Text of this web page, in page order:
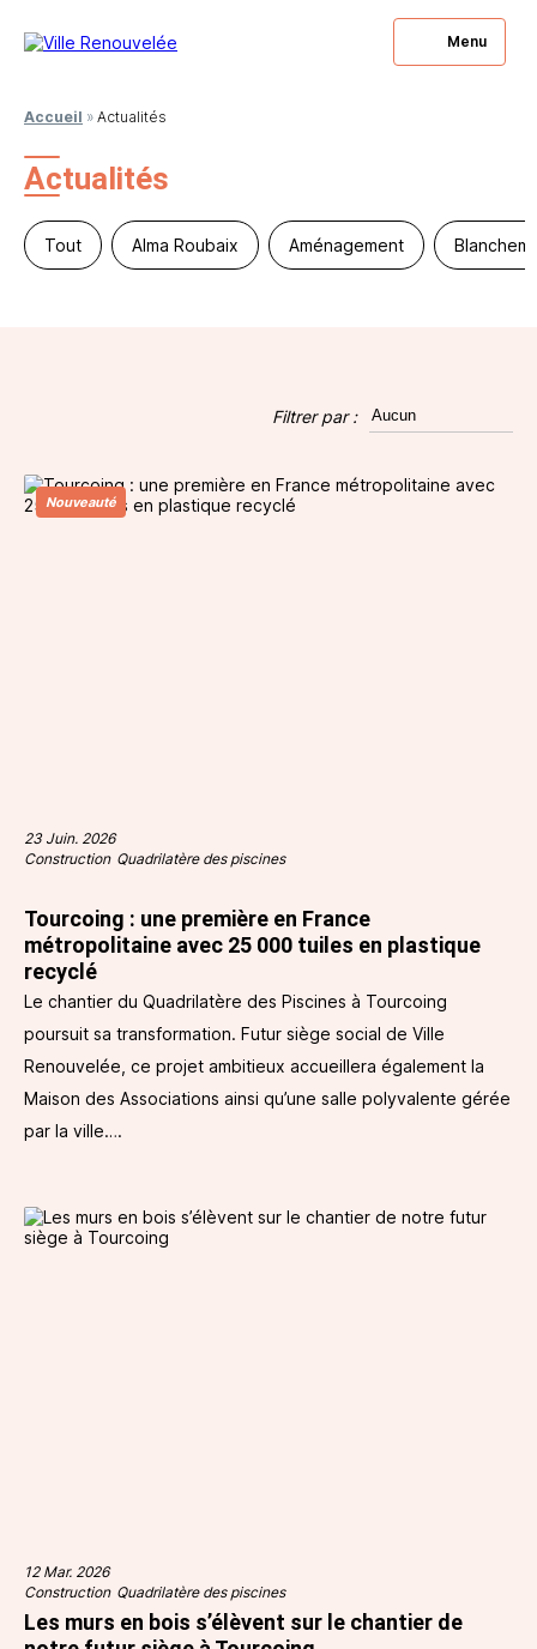
Menu
Accueil » Actualités
Actualités
Tout Alma Roubaix Aménagement
Filtrer par :
Nouveauté
23 Juin. 2026
Construction Quadrilatère des piscines
Tourcoing : une première en France
métropolitaine avec 25 000 tuiles en plastique
recyclé
Le chantier du Quadrilatère des Piscines à Tourcoing
poursuit sa transformation. Futur siège social de Ville
Renouvelée, ce projet ambitieux accueillera également la
Maison des Associations ainsi qu’une salle polyvalente gérée
par la ville….
12 Mar. 2026
Construction Quadrilatère des piscines
Les murs en bois s’élèvent sur le chantier de